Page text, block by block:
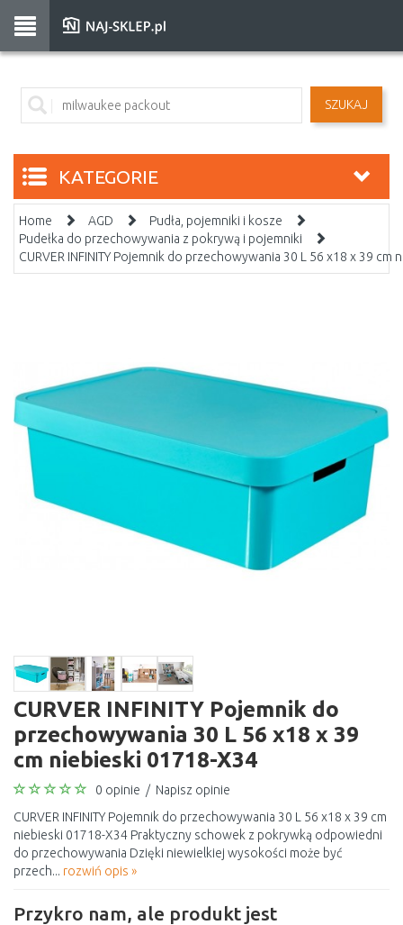
SZUKAJ
KATEGORIE
Home AGD
Pudła, pojemniki i kosze
Pudełka do przechowywania z pokrywą i pojemniki
CURVER INFINITY Pojemnik do przechowywania 30 L 56 x18 x 39 cm
CURVER INFINITY Pojemnik do
przechowywania 30 L 56 x18 x 39
cm niebieski 01718-X34
0 opinie / Napisz opinie
CURVER INFINITY Pojemnik do przechowywania 30 L 56 x18 x 39 cm
niebieski 01718-X34 Praktyczny schowek z pokrywką odpowiedni
do przechowywania Dzięki niewielkiej wysokości może być
przech... rozwiń opis »
Przykro nam, ale produkt jest